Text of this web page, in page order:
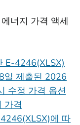
너지 가격 액세
E-4246(XLSX)
일 제출된 2026
수정 가격 옵션
가격
에 따